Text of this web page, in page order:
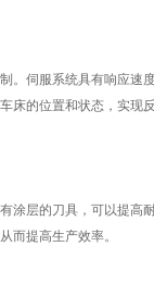
伺服系统具有响应速
的位置和状态，实现
层的刀具，可以提高
而提高生产效率。